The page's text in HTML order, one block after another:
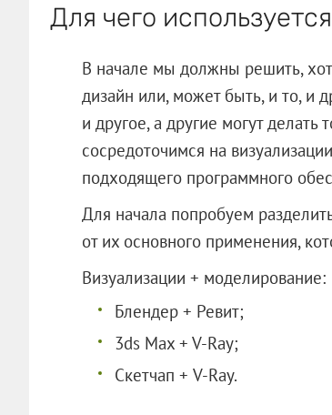
Для чего
В начале мы должны решить,
дизайн или, может быть, и то, и
и другое, а другие могут
сосредоточимся на
подходящего программного
Для начала попробуем
от их основного применения,
Визуализации + моделирование:
Блендер + Ревит;
3ds Max + V-Ray;
Скетчап + V-Ray.